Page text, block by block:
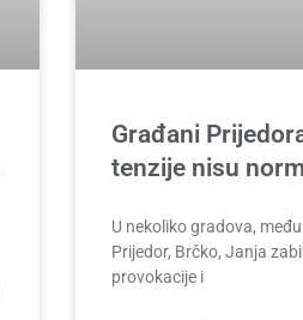
Građani
tenzije nisu
U nekoliko gradova,
Prijedor, Brčko, Janja
provokacije i